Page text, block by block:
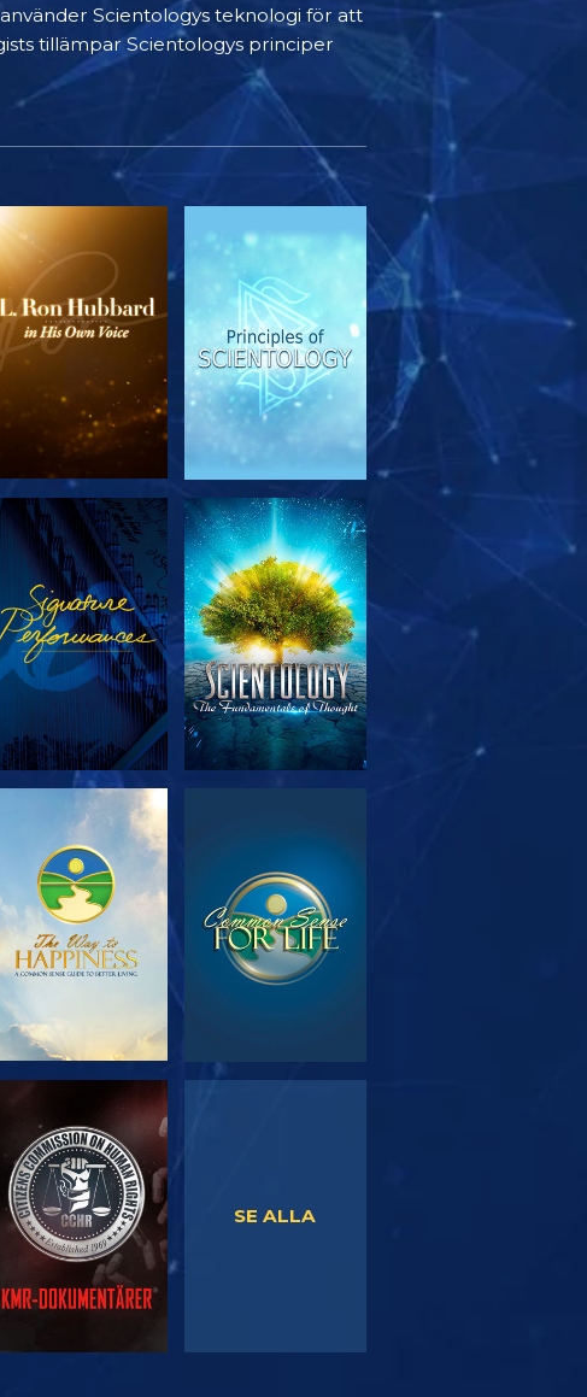
Scientologys teknologi för att
tillämpar Scientologys principer
UTFORSKA
SERIEN
TITTA
UTFORSKA
SERIEN
TITTA
SE ALLA